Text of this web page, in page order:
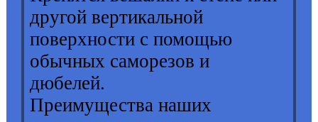
другой вертикальной
поверхности с помощью
обычных саморезов и
дюбелей.
Преимущества наших